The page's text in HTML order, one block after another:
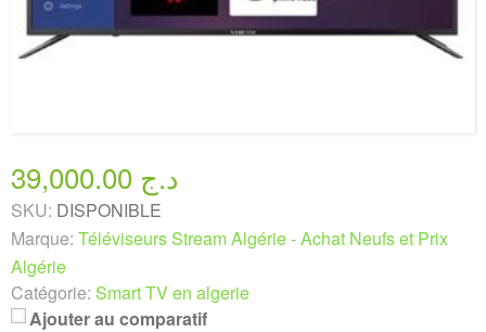
39,000.00 د.ج
SKU: DISPONIBLE
Marque: Téléviseurs Stream Algérie - Achat Neufs et Prix
Algérie
Catégorie: Smart TV en algerie
Ajouter au comparatif